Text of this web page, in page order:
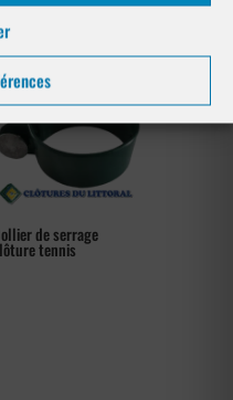
de serrage
tennis